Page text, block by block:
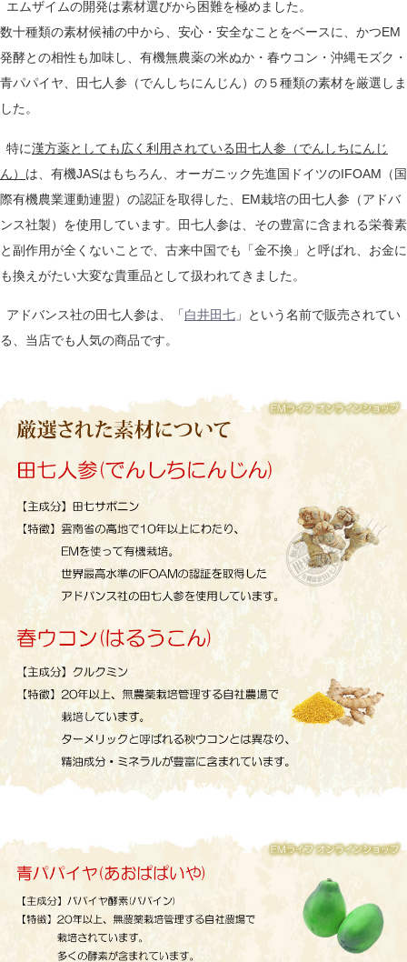
エムザイムの開発は素材選びから困難を極めました。
数十種類の素材候補の中から、安心・安全なことをベースに、かつEM
発酵との相性も加味し、有機無農薬の米ぬか・春ウコン・沖縄モズク・
青パパイヤ、田七人参（でんしちにんじん）の５種類の素材を厳選しま
した。
特に漢方薬としても広く利用されている田七人参（でんしちにんじ
ん） は、有機JASはもちろん、オーガニック先進国ドイツのIFOAM（国
際有機農業運動連盟）の認証を取得した、EM栽培の田七人参（アドバ
ンス社製）を使用しています。田七人参は、その豊富に含まれる栄養素
と副作用が全くないことで、古来中国でも「金不換」と呼ばれ、お金に
も換えがたい大変な貴重品として扱われてきました。
アドバンス社の田七人参は、「白井田七 」という名前で販売されてい
る、当店でも人気の商品です。